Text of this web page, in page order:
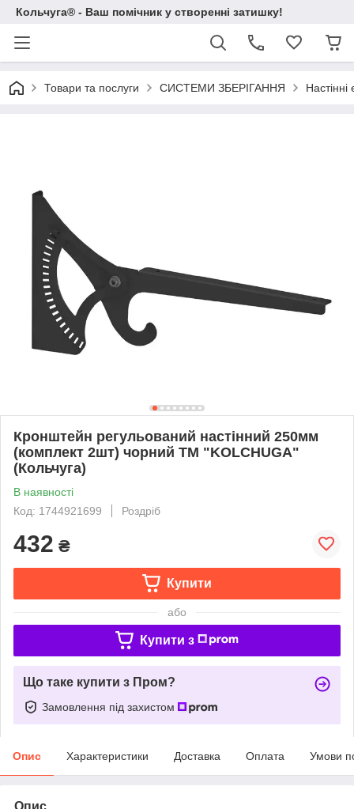
Кольчуга® - Ваш помічник у створенні затишку!
Товари та послуги СИСТЕМИ ЗБЕРІГАННЯ
Кронштейн регульований настінний 250мм
(комплект 2шт) чорний ТМ "KOLCHUGA"
(Кольчуга)
В наявності
Код: 1744921699
Роздріб
432 ₴
Купити
або
Купити з
Що таке купити з Пром?
Замовлення під захистом
Опис Характеристики Доставка Оплата Умови
Опис